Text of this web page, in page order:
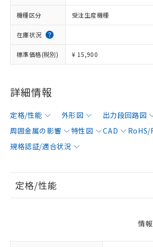
機種区分 受注生産機種
在庫状況
標準価格(税別) ¥ 15,900
詳細情報
定格/性能 外形図 出力段回路図
周囲金属の影響
特性図 CAD
RoHS/
規格認証/適合状況
定格/性能
情